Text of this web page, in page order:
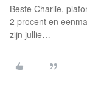
Beste Charlie,
2 procent en
zijn jullie…